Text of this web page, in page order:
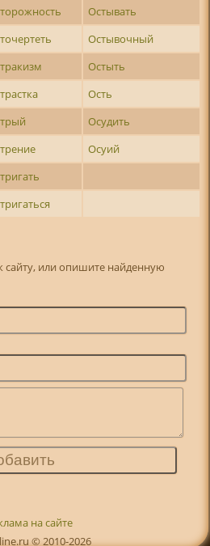
Остывать
Остывочный
Остыть
Ость
Осудить
Осуий
сайту, или опишите найденную
на сайте
© 2010-2026